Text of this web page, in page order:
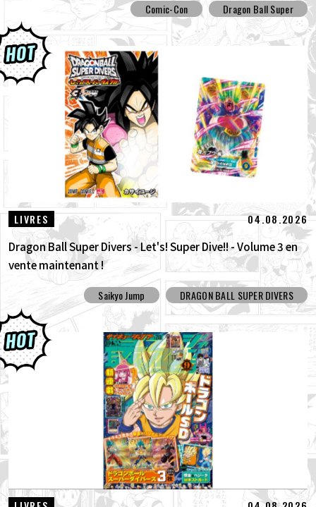
Comic-Con Dragon Ball Super
LIVRES 04.08.2026
Dragon Ball Super Divers - Let's! Super Dive!! - Volume 3 en
vente maintenant !
Saikyo Jump DRAGON BALL SUPER DIVERS